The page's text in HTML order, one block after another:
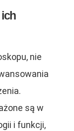
nie
są w
i funkcji,